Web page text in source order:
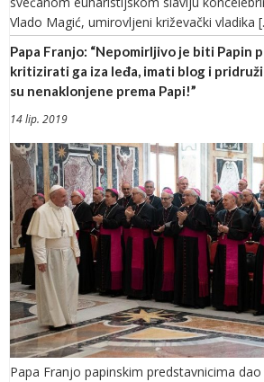
Vlado Magić, umirovljeni križevački vladika
Papa Franjo: “Nepomirljivo je biti Papin
kritizirati ga iza leđa, imati blog i
su nenaklonjene prema Papi!”
14 lip. 2019
Papa Franjo papinskim predstavnicima